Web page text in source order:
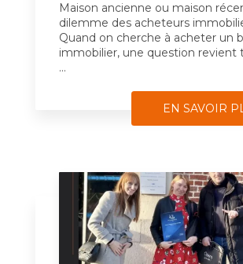
Maison ancienne ou maison
dilemme des acheteurs
Quand on cherche à acheter un
immobilier, une question revient
...
EN SAVOIR